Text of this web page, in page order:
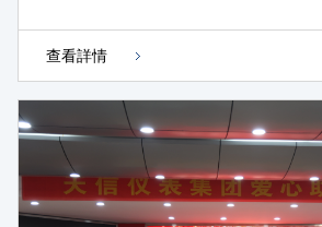
查看詳情